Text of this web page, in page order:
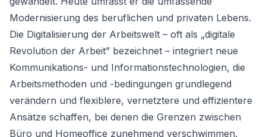
Modernisierung des beruflichen und privaten Lebens.
Die Digitalisierung der Arbeitswelt – oft als „digitale
Revolution der Arbeit” bezeichnet – integriert neue
Kommunikations- und Informationstechnologien, die
Arbeitsmethoden und -bedingungen grundlegend
verändern und flexiblere, vernetztere und effizientere
Ansätze schaffen, bei denen die Grenzen zwischen
Büro und Homeoffice zunehmend verschwimmen.